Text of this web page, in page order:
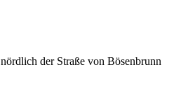
der Straße von Bösenbrunn